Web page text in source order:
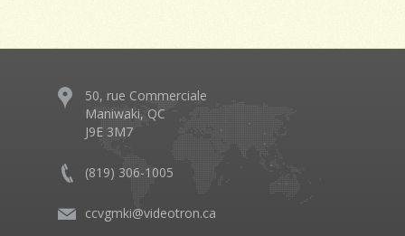
50, rue Commerciale
Maniwaki, QC
J9E 3M7
(819) 306-1005
ccvgmki@videotron.ca